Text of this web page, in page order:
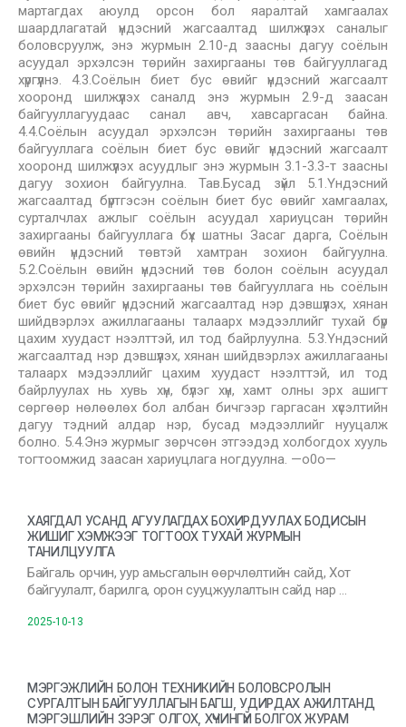
мартагдах аюулд орсон бол яаралтай хамгаалах
шаардлагатай үндэсний жагсаалтад шилжүүлэх саналыг
боловсруулж, энэ журмын 2.10-д заасны дагуу соёлын
асуудал эрхэлсэн төрийн захиргааны төв байгууллагад
хүргүүлнэ. 4.3.Соёлын биет бус өвийг үндэсний жагсаалт
хооронд шилжүүлэх саналд энэ журмын 2.9-д заасан
байгууллагуудаас санал авч, хавсаргасан байна.
4.4.Соёлын асуудал эрхэлсэн төрийн захиргааны төв
байгууллага соёлын биет бус өвийг үндэсний жагсаалт
хооронд шилжүүлэх асуудлыг энэ журмын 3.1-3.3-т заасны
дагуу зохион байгуулна. Тав.Бусад зүйл 5.1.Үндэсний
жагсаалтад бүртгэсэн соёлын биет бус өвийг хамгаалах,
сурталчлах ажлыг соёлын асуудал хариуцсан төрийн
захиргааны байгууллага бүх шатны Засаг дарга, Соёлын
өвийн үндэсний төвтэй хамтран зохион байгуулна.
5.2.Соёлын өвийн үндэсний төв болон соёлын асуудал
эрхэлсэн төрийн захиргааны төв байгууллага нь соёлын
биет бус өвийг үндэсний жагсаалтад нэр дэвшүүлэх, хянан
шийдвэрлэх ажиллагааны талаарх мэдээллийг тухай бүр
цахим хуудаст нээлттэй, ил тод байрлуулна. 5.3.Үндэсний
жагсаалтад нэр дэвшүүлэх, хянан шийдвэрлэх ажиллагааны
талаарх мэдээллийг цахим хуудаст нээлттэй, ил тод
байрлуулах нь хувь хүн, бүлэг хүн, хамт олны эрх ашигт
сөргөөр нөлөөлөх бол албан бичгээр гаргасан хүсэлтийн
дагуу тэдний алдар нэр, бусад мэдээллийг нууцалж
болно. 5.4.Энэ журмыг зөрчсөн этгээдэд холбогдох хууль
тогтоомжид заасан хариуцлага ногдуулна. —о0о—
ХАЯГДАЛ УСАНД АГУУЛАГДАХ БОХИРДУУЛАХ БОДИСЫН
ЖИШИГ ХЭМЖЭЭГ ТОГТООХ ТУХАЙ ЖУРМЫН
ТАНИЛЦУУЛГА
Байгаль орчин, уур амьсгалын өөрчлөлтийн сайд, Хот
байгуулалт, барилга, орон сууцжуулалтын сайд нар …
2025-10-13
МЭРГЭЖЛИЙН БОЛОН ТЕХНИКИЙН БОЛОВСРОЛЫН
СУРГАЛТЫН БАЙГУУЛЛАГЫН БАГШ, УДИРДАХ АЖИЛТАНД
МЭРГЭШЛИЙН ЗЭРЭГ ОЛГОХ, ХҮЧИНГҮЙ БОЛГОХ ЖУРАМ